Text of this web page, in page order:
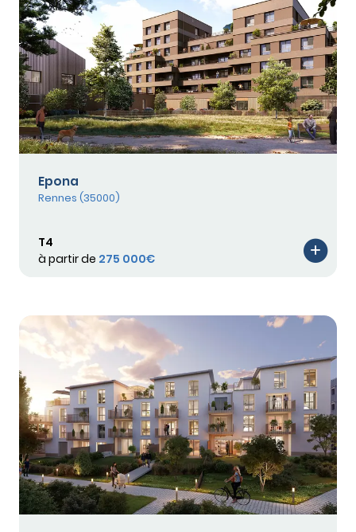
Epona
Rennes (35000)
T4
à partir de 275 000€